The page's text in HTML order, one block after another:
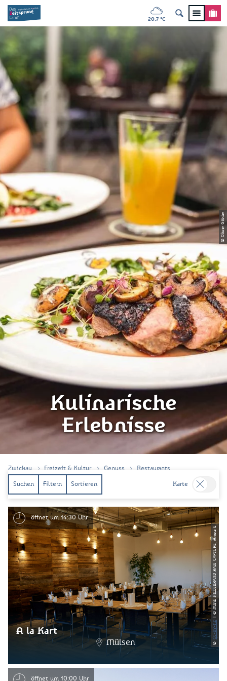
20,7 °C
© Oliver Göhler
Kulinarische
Erlebnisse
Zwickau Freizeit & Kultur Genuss Restaurants
Suchen Filtern Sortieren Karte
©
CC-BY-ND
| © MIKE HILLEBRΛND RΛW CΛPTURE, Arena E
öffnet um 14:30 Uhr
A la Kart
Mülsen
öffnet um 10:00 Uhr